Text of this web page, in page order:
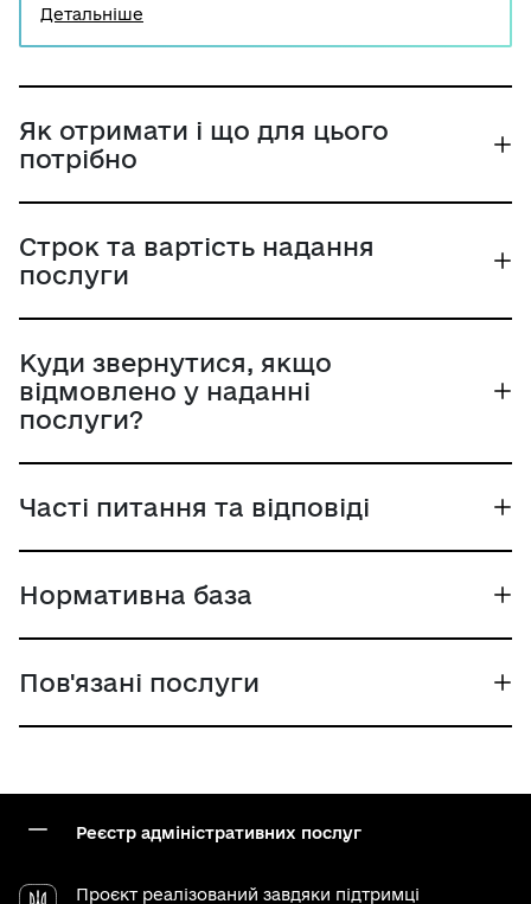
переобладнання транспортних засобів, повинні
Детальніше
Як отримати і що для цього
потрібно
Строк та вартість надання
послуги
Куди звернутися, якщо
відмовлено у наданні
послуги?
Часті питання та відповіді
Нормативна база
Пов'язані послуги
Реєстр адміністративних послуг
Проєкт реалізований завдяки підтримці